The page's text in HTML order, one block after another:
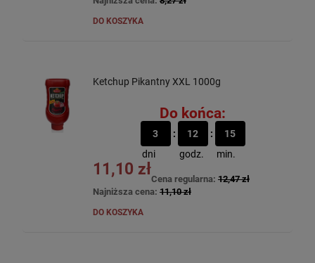
DO KOSZYKA
Ketchup Pikantny XXL 1000g
Do końca:
3
dni
12
godz.
15
min.
11,10 zł
Cena regularna: 12,47 zł
Najniższa cena: 11,10 zł
DO KOSZYKA